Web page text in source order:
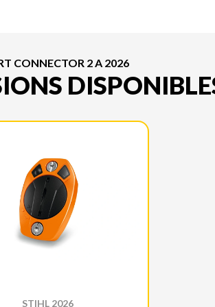
CONNECTOR 2 A 2026
STIHL 2026